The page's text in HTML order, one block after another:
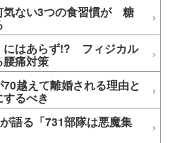
気ない3つの食習慣が 糖
にはあらず!? フィジカル
腰痛対策
越えて離婚される理由と
るべき
語る「731部隊は悪魔集